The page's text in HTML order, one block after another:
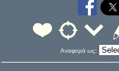
Αναφορά ως: